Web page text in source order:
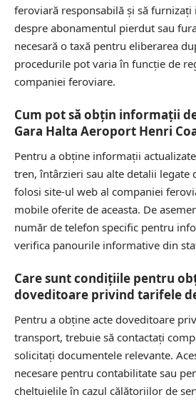
feroviară responsabilă și să
despre abonamentul pierdut sau
necesară o taxă pentru eliberarea
procedurile pot varia în funcție de
companiei feroviare.
Cum pot să obțin informații
Gara Halta Aeroport Henri
Pentru a obține informații
tren, întârzieri sau alte detalii legate
folosi site-ul web al companiei
mobile oferite de aceasta. De
număr de telefon specific pentru
verifica panourile informative din
Care sunt condițiile pentru
doveditoare privind tarifele
Pentru a obține acte doveditoare
transport, trebuie să contactați
solicitați documentele relevante.
necesare pentru contabilitate sau
cheltuielile în cazul călătoriilor de